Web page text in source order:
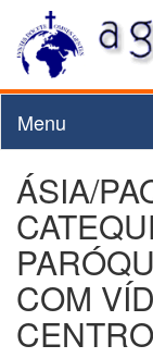
Menu
ÁSIA/
COM